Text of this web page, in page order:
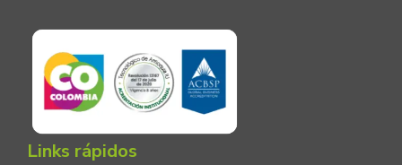
Links rápidos